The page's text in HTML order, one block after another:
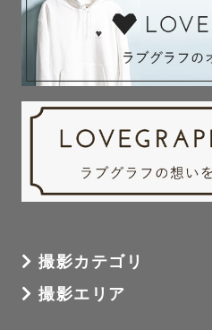
撮影カテゴリ
撮影エリア